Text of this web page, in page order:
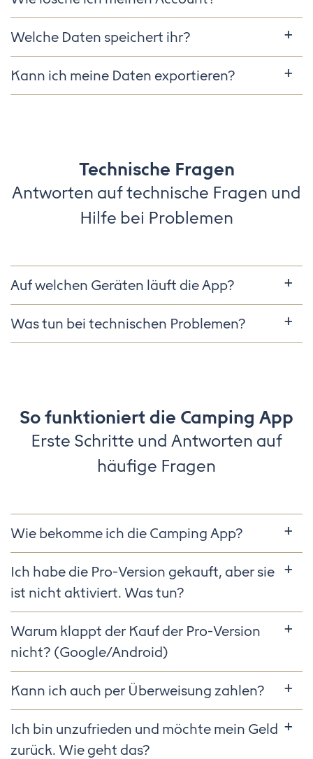
Welche Daten speichert ihr?
Kann ich meine Daten exportieren?
Technische Fragen
Antworten auf technische Fragen und
Hilfe bei Problemen
Auf welchen Geräten läuft die App?
Was tun bei technischen Problemen?
So funktioniert die Camping App
Erste Schritte und Antworten auf
häufige Fragen
Wie bekomme ich die Camping App?
Ich habe die Pro-Version gekauft, aber sie
ist nicht aktiviert. Was tun?
Warum klappt der Kauf der Pro-Version
nicht? (Google/Android)
Kann ich auch per Überweisung zahlen?
Ich bin unzufrieden und möchte mein Geld
zurück. Wie geht das?